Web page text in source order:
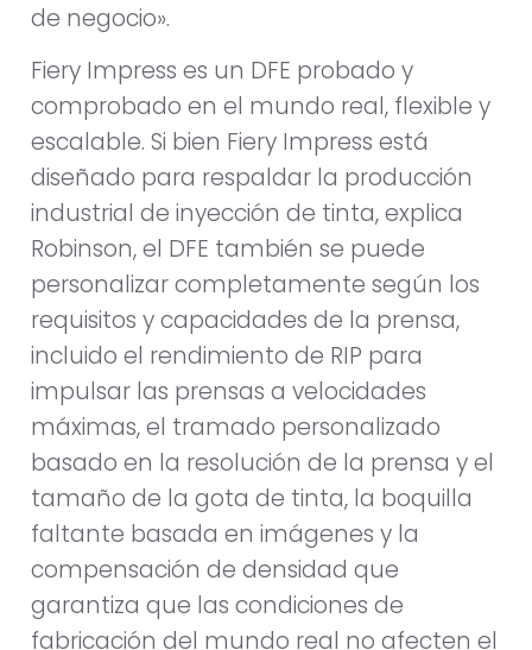
de negocio».
Fiery Impress es un DFE probado y
comprobado en el mundo real, flexible y
escalable. Si bien Fiery Impress está
diseñado para respaldar la producción
industrial de inyección de tinta, explica
Robinson, el DFE también se puede
personalizar completamente según los
requisitos y capacidades de la prensa,
incluido el rendimiento de RIP para
impulsar las prensas a velocidades
máximas, el tramado personalizado
basado en la resolución de la prensa y el
tamaño de la gota de tinta, la boquilla
faltante basada en imágenes y la
compensación de densidad que
garantiza que las condiciones de
fabricación del mundo real no afecten el